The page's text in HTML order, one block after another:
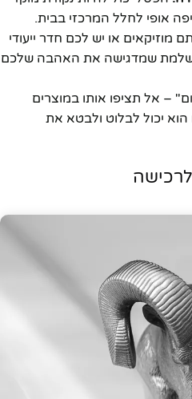
אופי לחלל המרכזי בבית.
מוזיקאים או יש לכם חדר ייעודי
שמדגישה את האהבה שלכם
– אל תציפו אותו במוצרים
יכול לבלוט ולבטא את